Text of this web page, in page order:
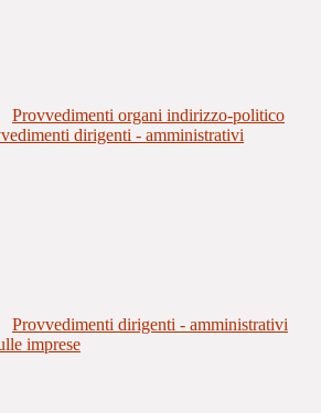
Provvedimenti organi indirizzo-politico
dirigenti - amministrativi
Provvedimenti dirigenti - amministrativi
imprese